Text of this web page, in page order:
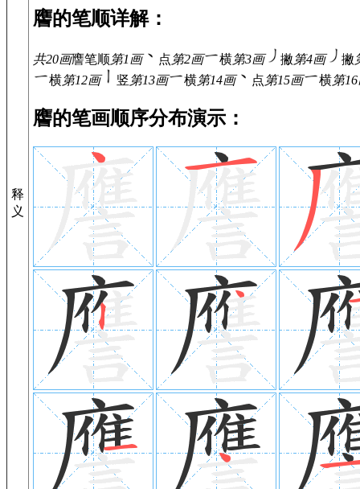
释
义
譍的笔顺详解：
共20画譍笔顺第1画 点第2画 横第3画 撇第4画 撇
横第12画 竖第13画 横第14画 点第15画 横第
譍的笔画顺序分布演示：